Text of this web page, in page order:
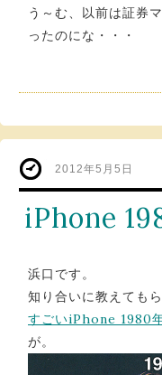
う～む、以前は証券
ったのにな・・・
2012年5月5日
iPhone
浜口です。
知り合いに教えてもら
すごいiPhone 1980
が。